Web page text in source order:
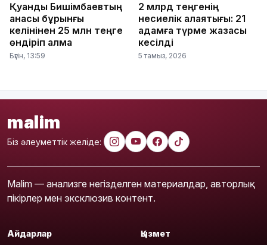
Қуандық Бишімбаевтың
анасы бұрынғы
келінінен 25 млн теңге
өндіріп алмақ
Бүгін, 13:59
2 млрд теңгенің
несиелік алаяқтығы: 21
адамға түрме жазасы
кесілді
5 тамыз, 2026
malim
Біз әлеуметтік желіде:
Malim — анализге негізделген материалдар, авторлық
пікірлер мен эксклюзив контент.
Айдарлар Қызмет